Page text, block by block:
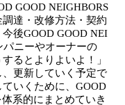
GOOD NEIGHBORS
達・改修方法・契約
後GOOD GOOD NEI
パニーやオーナーの
るとよりよいよ！」
更新していく予定で
いくために、GOOD
系的にまとめていき